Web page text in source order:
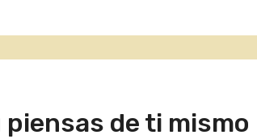
de ti mismo